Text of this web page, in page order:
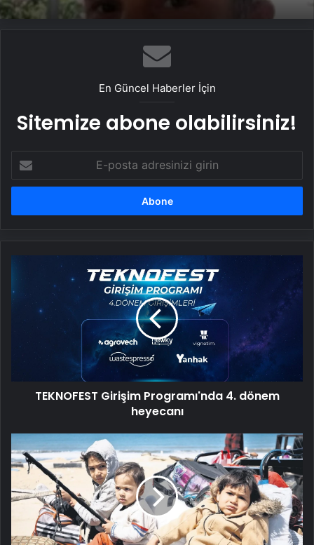
En Güncel Haberler İçin
Sitemize abone olabilirsiniz!
posta
adresinizi
Programı'nda
dönem
TEKNOFEST Girişim Programı'nda 4. dönem
heyecanı
Gazze’de
‘açlık
ve
çaresizlik’
yayılıyor